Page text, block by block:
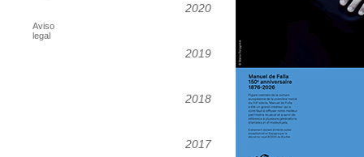
Aviso
legal
2020
2019
2018
2017